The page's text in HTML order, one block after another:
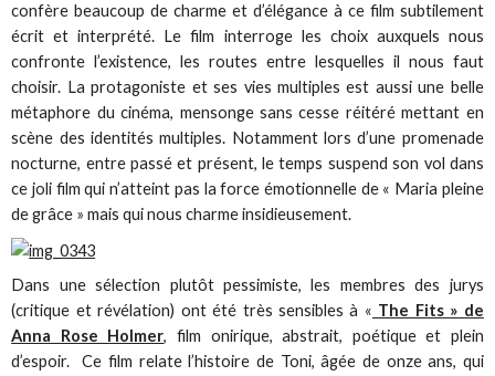
confère beaucoup de charme et d’élégance à ce film subtilement
écrit et interprété. Le film interroge les choix auxquels nous
confronte l’existence, les routes entre lesquelles il nous faut
choisir. La protagoniste et ses vies multiples est aussi une belle
métaphore du cinéma, mensonge sans cesse réitéré mettant en
scène des identités multiples. Notamment lors d’une promenade
nocturne, entre passé et présent, le temps suspend son vol dans
ce joli film qui n’atteint pas la force émotionnelle de « Maria pleine
de grâce » mais qui nous charme insidieusement.
Dans une sélection plutôt pessimiste, les membres des jurys
(critique et révélation) ont été très sensibles à « The Fits » de
Anna Rose Holmer, film onirique, abstrait, poétique et plein
d’espoir. Ce film relate l’histoire de Toni, âgée de onze ans, qui